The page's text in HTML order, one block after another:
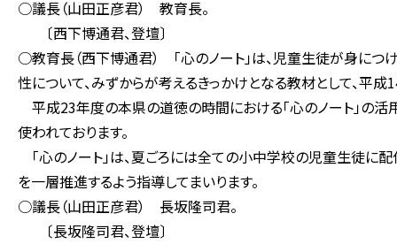
○議長（山田正彦君） 教育長。
〔西下博通君、登壇〕
○教育長（西下博通君） 「心のノート」は、児童生徒が身に
性について、みずからが考えるきっかけとなる教材として、平
平成23年度の本県の道徳の時間における「心のノート」の
使われております。
「心のノート」は、夏ごろには全ての小中学校の児童生徒に
を一層推進するよう指導してまいります。
○議長（山田正彦君） 長坂隆司君。
〔長坂隆司君、登壇〕